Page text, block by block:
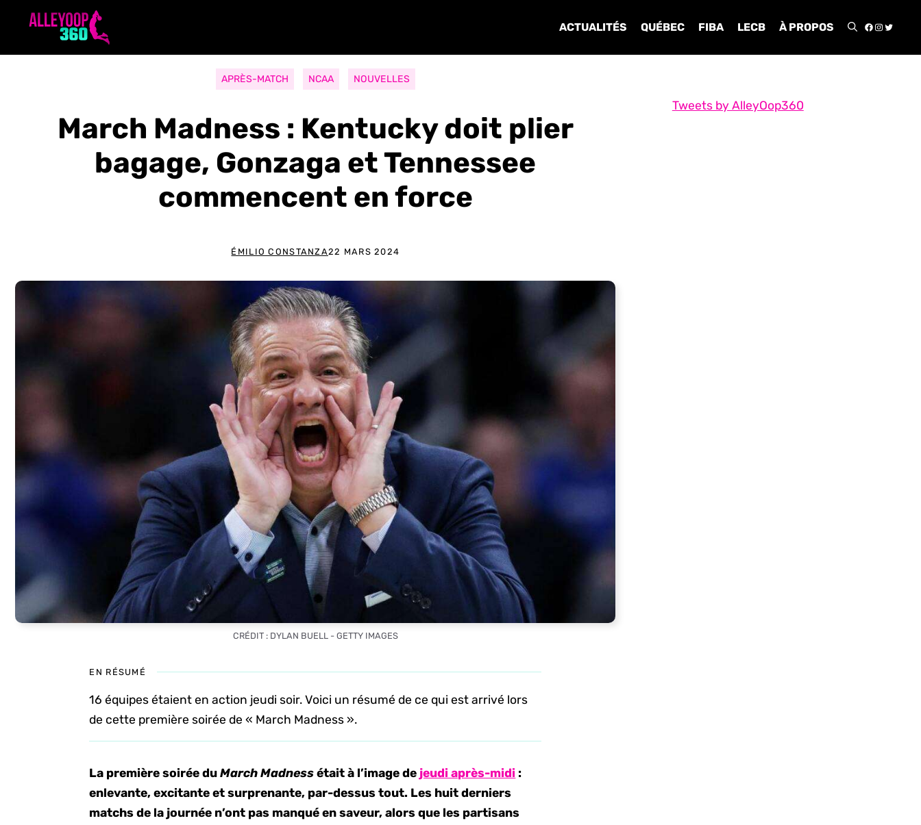
ACTUALITÉS QUÉBEC FIBA LECB À PROPOS
APRÈS-MATCH NCAA NOUVELLES
March Madness : Kentucky doit plier
bagage, Gonzaga et Tennessee
commencent en force
ÉMILIO CONSTANZA22 MARS 2024
CRÉDIT : DYLAN BUELL - GETTY IMAGES
EN RÉSUMÉ
16 équipes étaient en action jeudi soir. Voici un résumé de ce qui est arrivé lors
de cette première soirée de « March Madness ».
La première soirée duMarch Madness était à l’image de jeudi après-midi :
enlevante, excitante et surprenante, par-dessus tout. Les huit derniers
matchs de la journée n’ont pas manqué en saveur, alors que les partisans
Tweets by AlleyOop360